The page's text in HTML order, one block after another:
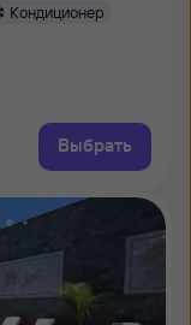
Кондиционер
Выбрать